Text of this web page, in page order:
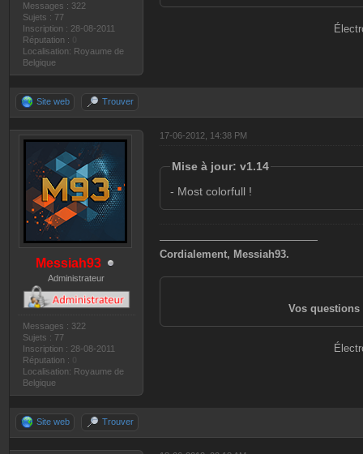
Messages : 322
Sujets : 77
Inscription : 28-08-2011
Réputation :
Localisation: Royaume de
Belgique
Site web Trouver
Messiah93
Administrateur
Messages : 322
Sujets : 77
Inscription : 28-08-2011
Réputation :
Localisation: Royaume de
Belgique
17-06-2012, 14:38 PM
Mise à jour: v1.14
- Most colorfull !
———————————————
Cordialement, Messiah93.
Vos questions
Site web Trouver